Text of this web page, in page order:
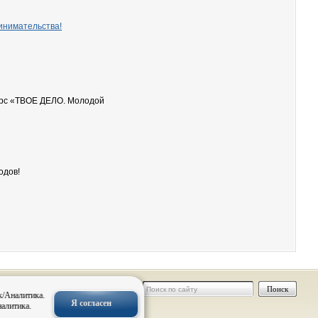
Аналитика.
Я согласен
«ТВОЕ ДЕЛО. Молодой